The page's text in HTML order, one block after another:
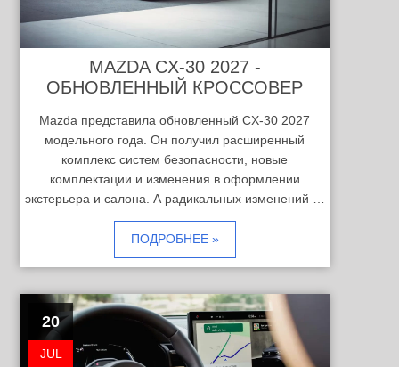
MAZDA CX-30 2027 -
ОБНОВЛЕННЫЙ КРОССОВЕР
Mazda представила обновленный CX-30 2027
модельного года. Он получил расширенный
комплекс систем безопасности, новые
комплектации и изменения в оформлении
экстерьера и салона. А радикальных изменений …
ПОДРОБНЕЕ »
20
JUL